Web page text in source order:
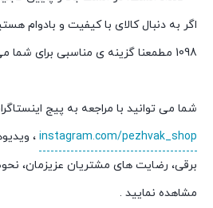
1098 مطمعنا گزینه ی مناسبی برای شما می باشد.
شما می توانید با مراجعه به پیج
instagram.com/pezhvak_shop ،
برقی، رضایت های مشتریان عزیزمان،
مشاهده نمایید .